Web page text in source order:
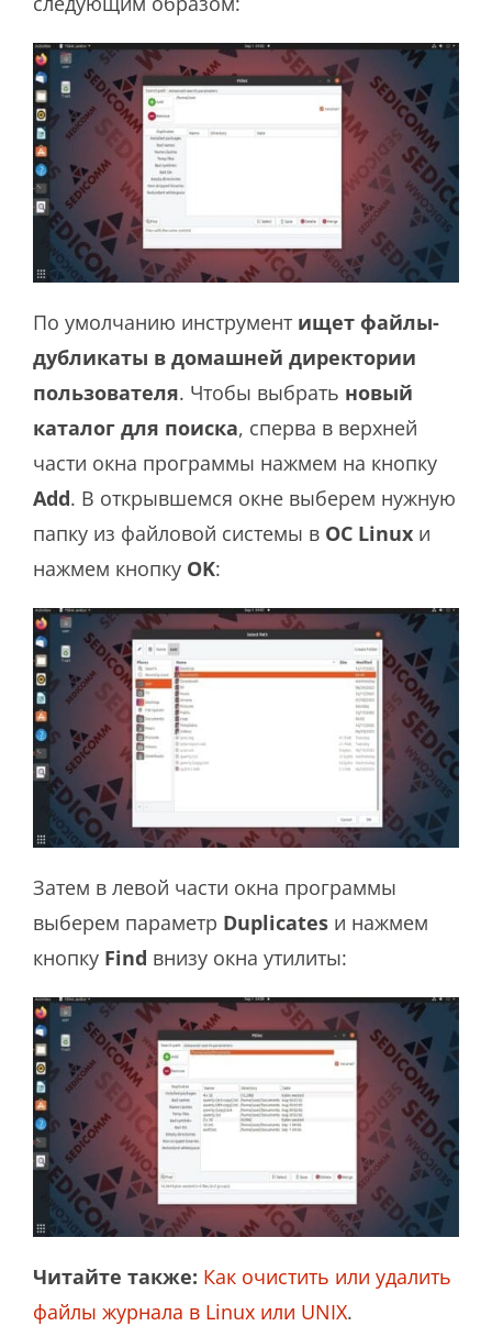
По умолчанию инструмент ищет файлы-
дубликаты в домашней директории
пользователя. Чтобы выбрать новый
каталог для поиска, сперва в верхней
части окна программы нажмем на кнопку
Add. В открывшемся окне выберем нужную
папку из файловой системы в ОС Linux и
нажмем кнопку OK:
Затем в левой части окна программы
выберем параметр Duplicates и нажмем
кнопку Find внизу окна утилиты:
Читайте также: Как очистить или удалить
файлы журнала в Linux или UNIX.